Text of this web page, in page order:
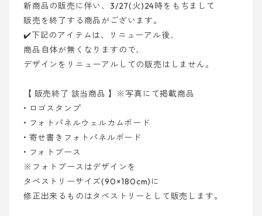
新商品の販売に伴い、3/27(火)24時をもちまして
販売を終了する商品がございます。
✔️下記のアイテムは、リニューアル後、
商品自体が無くなりますので、
デザインをリニューアルしての販売はしません。
【 販売終了 該当商品 】※写真にて掲載商品
• ロゴスタンプ
• フォトパネルウェルカムボード
• 寄せ書きフォトパネルボード
• フォトブース
※フォトブースはデザインを
タペストリーサイズ(90×180cm)に
修正出来るものはタペストリーとして販売します。